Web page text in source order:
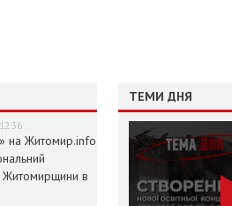
на Житомир.info
Житомирщини в
ТЕМИ ДНЯ